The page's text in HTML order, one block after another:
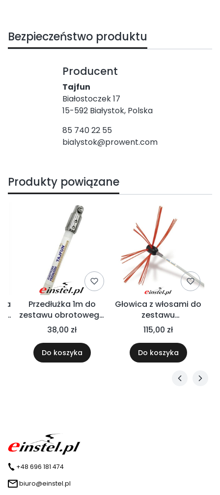
Bezpieczeństwo produktu
Producent
Tajfun
Białostoczek 17
15-592 Białystok, Polska
85 740 22 55
bialystok@prowent.com
Produkty powiązane
i
Przedłużka 1m do
zestawu obrotowego
Tajfun
38,00 zł
Do koszyka
Głowica z włosami do
zestawu
kominiarskiego Tajfun
115,00 zł
Do koszyka
+48 696 181 474
biuro@einstel.pl